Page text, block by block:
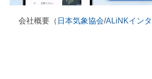
会社概要（ 日本気象協会/ALiNKイン